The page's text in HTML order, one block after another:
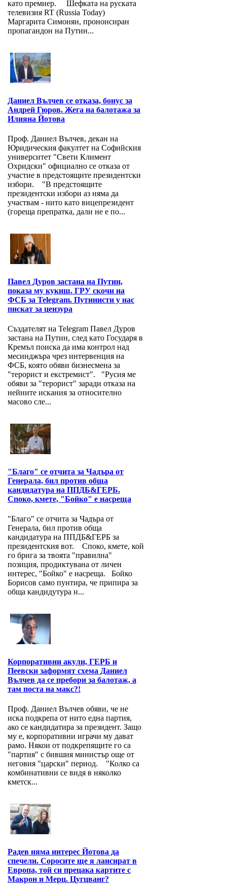
като премиер. Шефката на руската
телевизия RT (Russia Today)
Маргарита Симонян, прононсиран
пропагандон на Путин...
Даниел Вълчев се отказа, бонус за
Андрей Гюров. Жега на балотажа за
Илияна Йотова
Проф. Даниел Вълчев, декан на
Юридическия факултет на Софийския
университет "Свети Климент
Охридски" официално се отказа от
участие в предстоящите президентски
избори. "В предстоящите
президентски избори аз няма да
участвам - нито като вицепрезидент
(гореща препратка, дали не е по...
Павел Дуров застана на Путин,
показа му кукиш. ГРУ скочи на
ФСБ за Telegram. Путинисти у нас
пискат за цензура
Създателят на Telegram Павел Дуров
застана на Путин, след като Государя в
Кремъл поиска да има контрол над
месинджъра чрез интервенция на
ФСБ, която обяви бизнесмена за
"терорист и екстремист". "Русия ме
обяви за "терорист" заради отказа на
нейните искания за относително
масово сле...
"Благо" се отчита за Чадъра от
Генерала, бил против обща
кандидатура на ППДБ&ГЕРБ.
Споко, кмете, "Бойко" е насреща
"Благо" се отчита за Чадъра от
Генерала, бил против обща
кандидатура на ППДБ&ГЕРБ за
президентския вот. Споко, кмете, кой
го брига за твоята "правилна"
позиция, продиктувана от личен
интерес, "Бойко" е насреща. Бойко
Борисов само пунтира, че припира за
обща кандидутура н...
Корпоративни акули, ГЕРБ и
Пеевски заформят схема Даниел
Вълчев да се пребори за балотаж, а
там поста на макс?!
Проф. Даниел Вълчев обяви, че не
иска подкрепа от нито една партия,
ако се кандидатира за президент. Защо
му е, корпоративни играчи му дават
рамо. Някои от подкрепящите го са
"партия" с бившия министър още от
неговия "царски" период. "Колко са
комбинативни се видя в няколко
кметск...
Радев няма интерес Йотова да
спечели. Соросите ще я лансират в
Европа, той си прецака картите с
Макрон и Мерц. Цугцванг?